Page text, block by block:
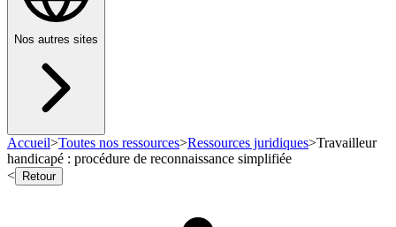
Nos autres sites
Accueil>Toutes nos ressources>Ressources juridiques>Travailleur
handicapé : procédure de reconnaissance simplifiée
<
Retour